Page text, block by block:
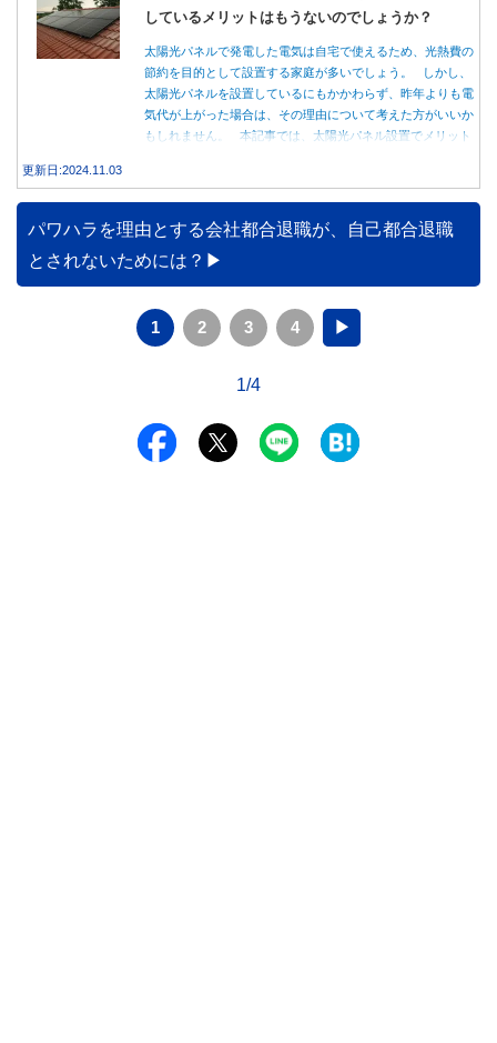
しているメリットはもうないのでしょうか？
太陽光パネルで発電した電気は自宅で使えるため、光熱費の
節約を目的として設置する家庭が多いでしょう。 しかし、
太陽光パネルを設置しているにもかかわらず、昨年よりも電
気代が上がった場合は、その理由について考えた方がいいか
もしれません。 本記事では、太陽光パネル設置でメリット
更新日:2024.11.03
パワハラを理由とする会社都合退職が、自己都合退職
とされないためには？
1 2 3 4 ▶
1/4